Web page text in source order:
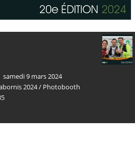
samedi 9 mars 2024
2024/ Photobooth